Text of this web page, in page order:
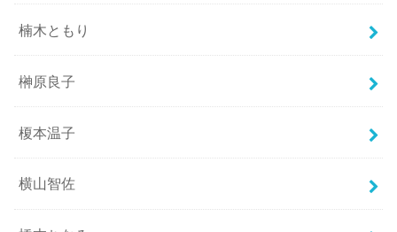
楠木ともり
榊原良子
榎本温子
横山智佐